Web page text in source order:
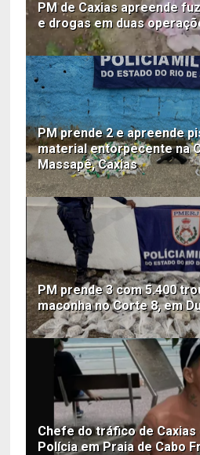
PM de Caxias apreende
e drogas em duas
PM prende 2 e apreende
material entorpecente na
Massapê, Caxias
PM prende 3 com 5.400
maconha no Corte 8, em
Chefe do tráfico de
Polícia em Praia de Cabo